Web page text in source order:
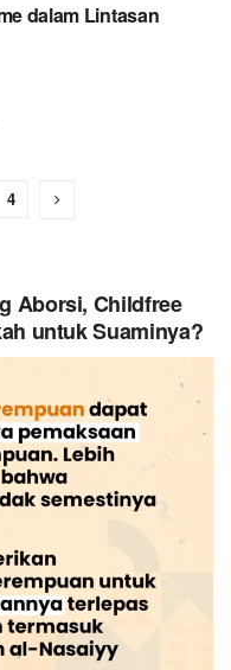
dalam Lintasan
4
Aborsi, Childfree
untuk Suaminya?